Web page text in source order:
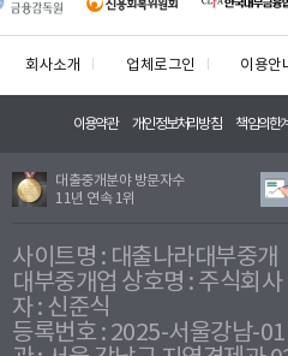
회사소개 업체로그인 이용안
이용약관 개인정보처리방침 책임의한
대출중개분야 방문자수
11년 연속 1위
사이트명 : 대출나라대부중개
대부중개업 상호명 : 주식회
자 : 신준식
등록번호 : 2025-서울강남-